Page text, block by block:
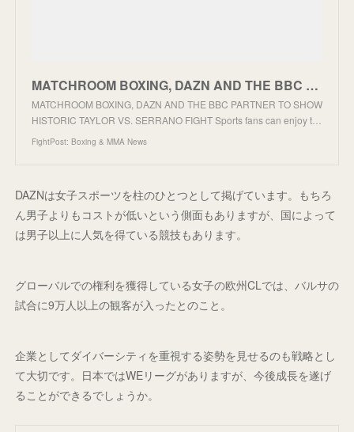
MATCHROOM BOXING, DAZN AND THE BBC PARTNER TO SHOW HISTORIC TAYLOR VS. SERRANO FIGHT
MATCHROOM BOXING, DAZN AND THE BBC PARTNER TO SHOW
HISTORIC TAYLOR VS. SERRANO FIGHT Sports fans can enjoy t…
FightPost: Boxing & MMA News
DAZNは女子スポーツを柱のひとつとして掲げています。もちろ
ん男子よりもコストが低いという側面もありますが、国によって
は男子以上に人気を得ている競技もあります。
グローバルでの権利を獲得している女子の欧州CLでは、バルサの
試合に9万人以上の観客が入ったとのこと。
企業としてダイバーシティを重視する姿勢を見せるのも戦略とし
て大切です。日本ではWEリーグがありますが、今後成長を遂げ
ることができるでしょうか。